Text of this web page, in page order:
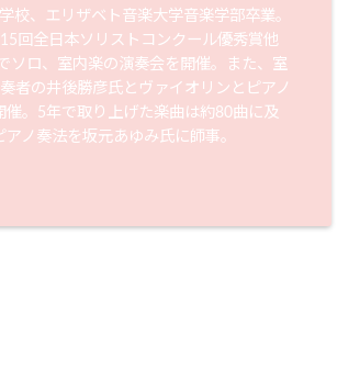
校、エリザベト音楽大学音楽学部卒業。
回全日本ソリストコンクール優秀賞他
ソロ、室内楽の演奏会を開催。また、室
者の井後勝彦氏とヴァイオリンとピアノ
。5年で取り上げた楽曲は約80曲に及
ノ奏法を坂元あゆみ氏に師事。